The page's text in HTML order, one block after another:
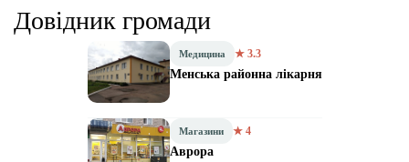
Довідник громади
Медицина ★ 3.3
Менська районна лікарня
Магазини ★ 4
Аврора